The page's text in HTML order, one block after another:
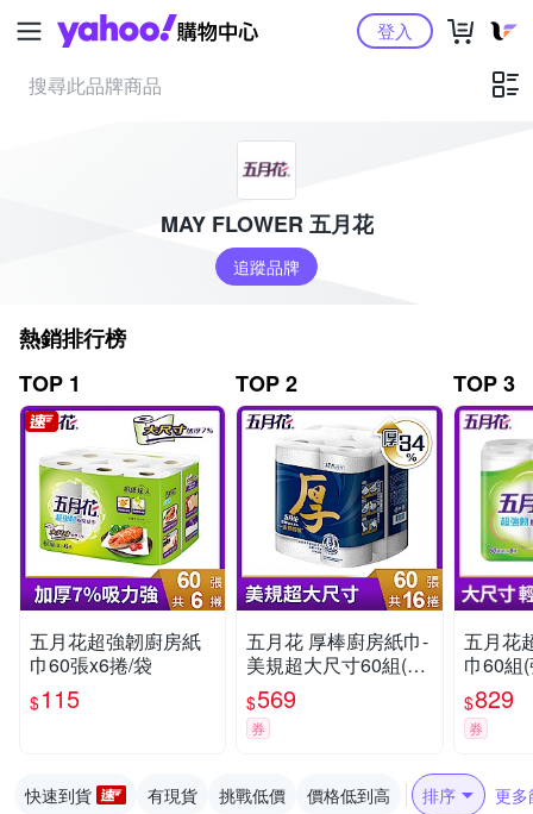
Yahoo購物中心登入
MAY FLOWER 五月花
追蹤品牌
熱銷排行榜
TOP 1
五月花超強韌廚房紙
巾60張x6捲/袋
$115
TOP 2
五月花 厚棒廚房紙巾-
美規超大尺寸60組(張)
x16捲/箱
$569
券
TOP 3
五月花
巾60組
$829
券
快速到貨 有現貨 挑戰低價 價格低到高 排序 更多